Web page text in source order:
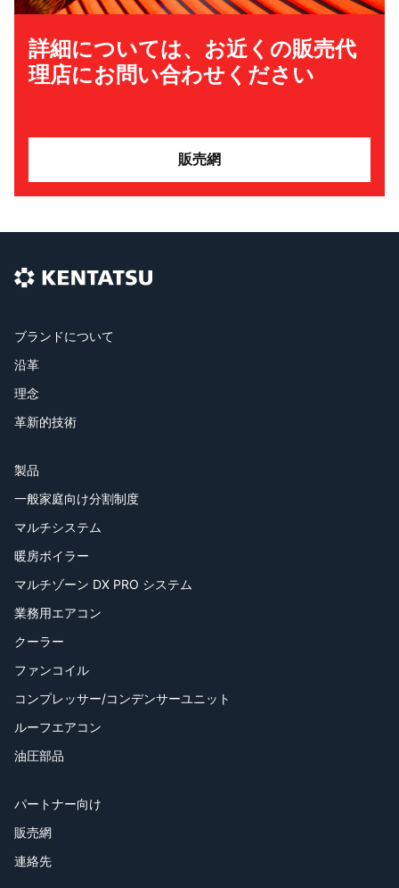
詳細については、お近くの販売代
理店にお問い合わせください
販売網
ブランドについて
沿革
理念
革新的技術
製品
一般家庭向け分割制度
マルチシステム
暖房ボイラー
マルチゾーン DX PRO システム
業務用エアコン
クーラー
ファンコイル
コンプレッサー/コンデンサーユニット
ルーフエアコン
油圧部品
パートナー向け
販売網
連絡先